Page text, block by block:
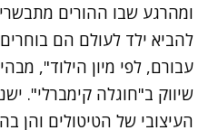
ומהרגע שבו ההורים
להביא ילד לעולם הם
עבורם, לפי מיון הילוד",
שיווק ב"חוגלה קימברלי".
העיצובי של הטיטולים והן